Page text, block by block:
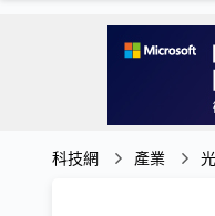
科技網 產業